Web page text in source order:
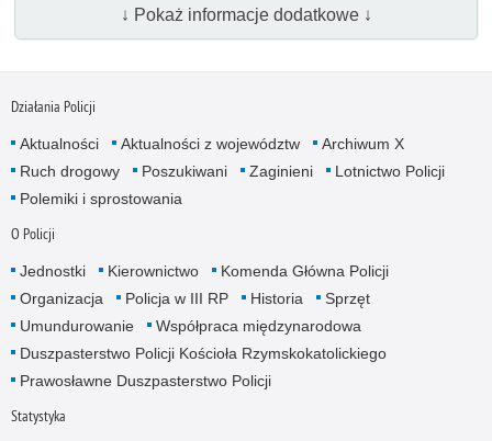
↓ Pokaż informacje dodatkowe ↓
Działania Policji
Aktualności Aktualności z województw
Archiwum X
Ruch drogowy
Poszukiwani Zaginieni
Lotnictwo Policji
Polemiki i sprostowania
O Policji
Jednostki Kierownictwo
Komenda Główna Policji
Organizacja
Policja w III RP Historia
Sprzęt
Umundurowanie
Współpraca międzynarodowa
Duszpasterstwo Policji Kościoła Rzymskokatolickiego
Prawosławne Duszpasterstwo Policji
Statystyka